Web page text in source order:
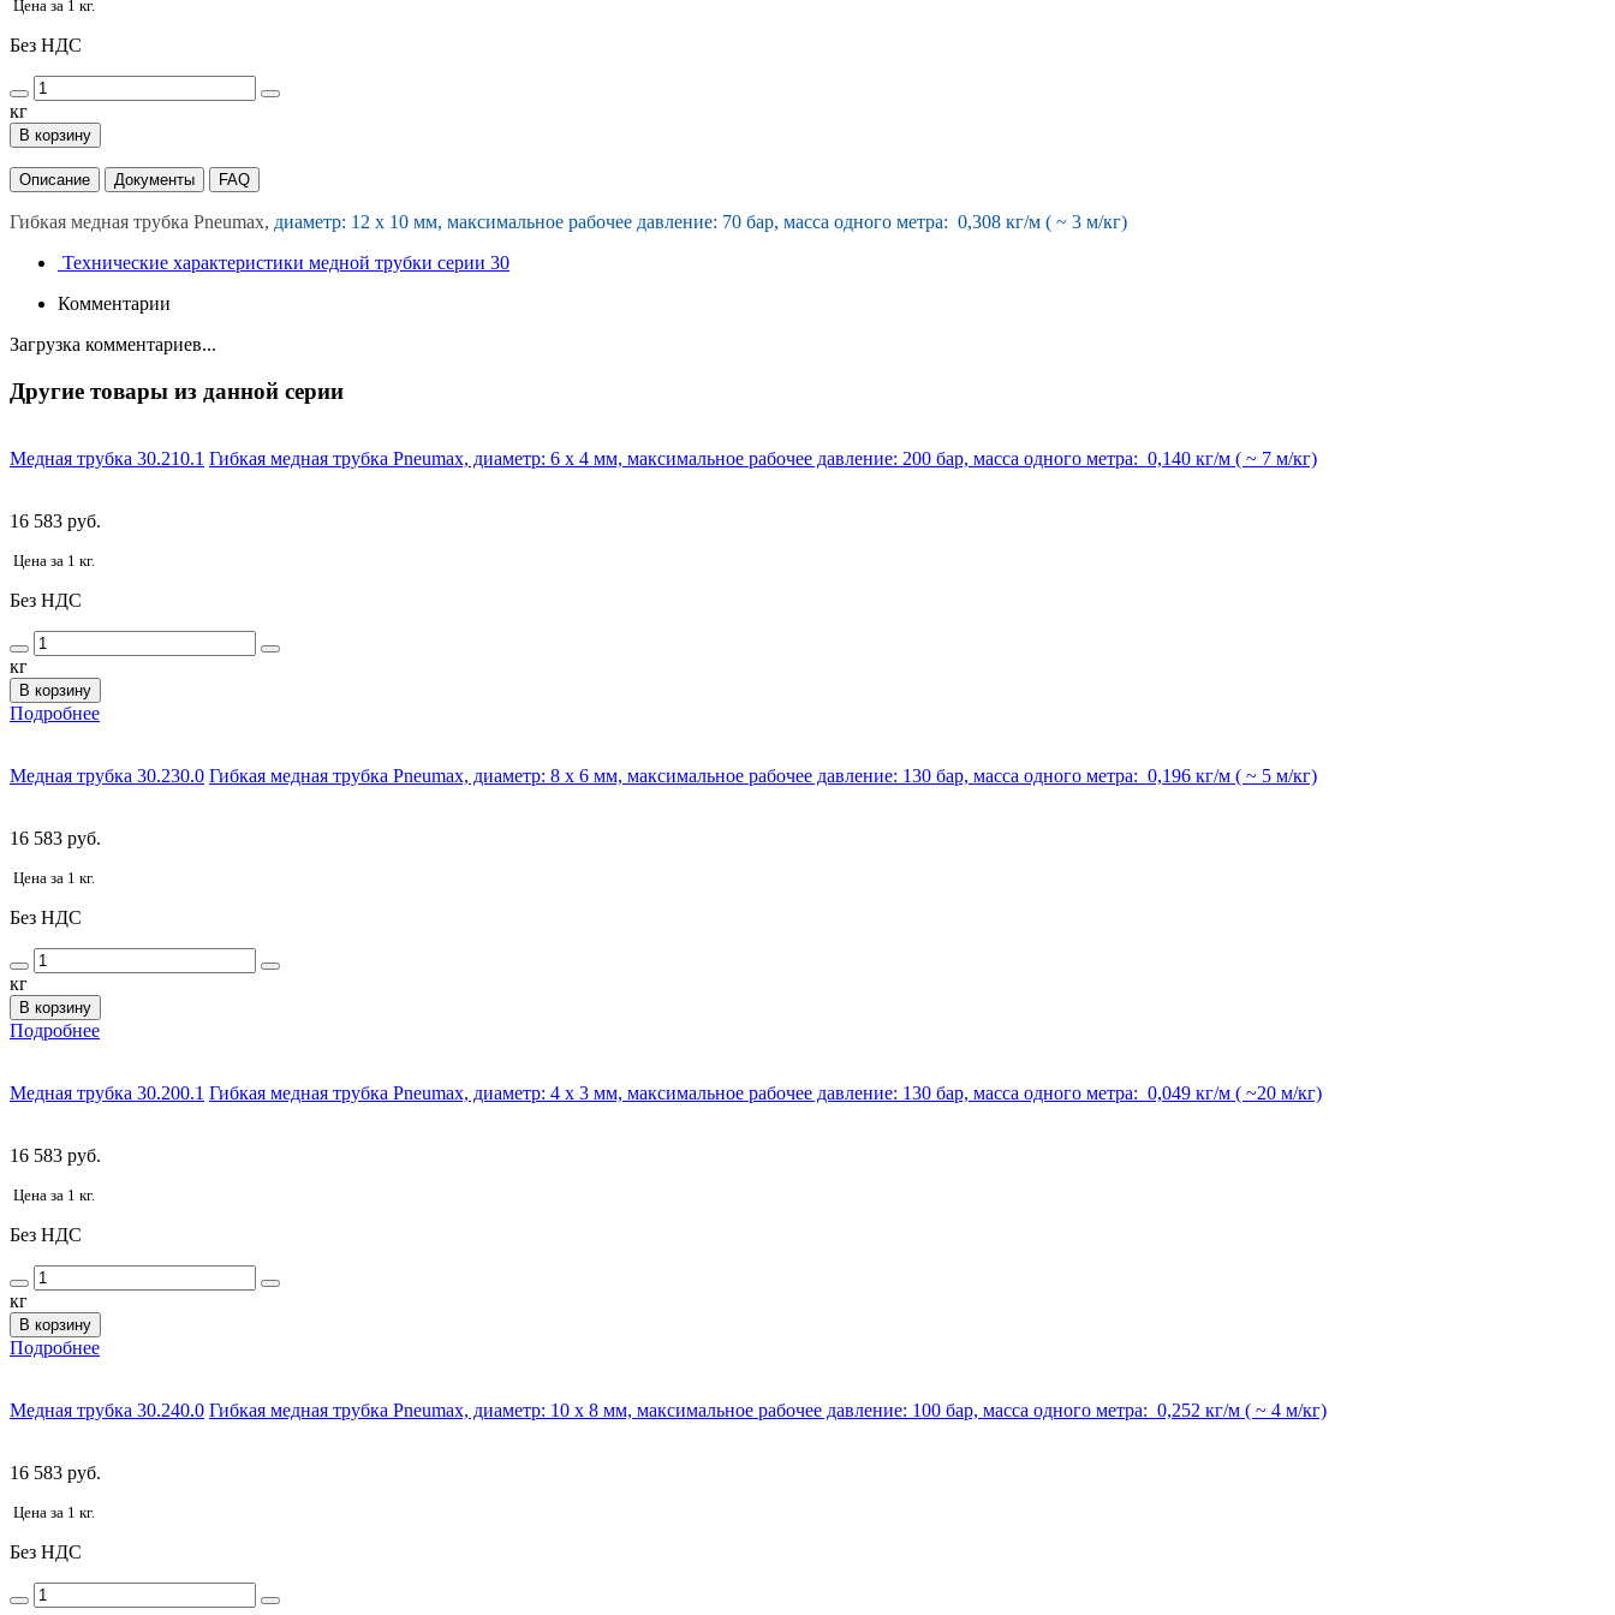
Цена за 1 кг.
Без НДС
кг
В корзину
Описание Документы FAQ
Гибкая медная трубка Pneumax, диаметр: 12 х 10 мм, максимальное рабочее давление: 70 бар, масса одного метра: 0,308 кг/м ( ~ 3 м/кг)
Технические характеристики медной трубки серии 30
Комментарии
Загрузка комментариев...
Другие товары из данной серии
Медная трубка 30.210.1 Гибкая медная трубка Pneumax, диаметр: 6 х 4 мм, максимальное рабочее давление: 200 бар, масса одного метра: 0,140 кг/м ( ~ 7 м/кг)
16 583 руб.
Цена за 1 кг.
Без НДС
кг
В корзину
Подробнее
Медная трубка 30.230.0 Гибкая медная трубка Pneumax, диаметр: 8 х 6 мм, максимальное рабочее давление: 130 бар, масса одного метра: 0,196 кг/м ( ~ 5 м/кг)
16 583 руб.
Цена за 1 кг.
Без НДС
кг
В корзину
Подробнее
Медная трубка 30.200.1 Гибкая медная трубка Pneumax, диаметр: 4 х 3 мм, максимальное рабочее давление: 130 бар, масса одного метра: 0,049 кг/м ( ~20 м/кг)
16 583 руб.
Цена за 1 кг.
Без НДС
кг
В корзину
Подробнее
Медная трубка 30.240.0 Гибкая медная трубка Pneumax, диаметр: 10 х 8 мм, максимальное рабочее давление: 100 бар, масса одного метра: 0,252 кг/м ( ~ 4 м/кг)
16 583 руб.
Цена за 1 кг.
Без НДС